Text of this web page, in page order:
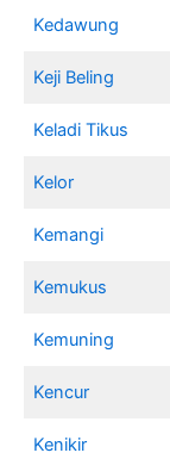
Kedawung
Keji Beling
Keladi Tikus
Kelor
Kemangi
Kemukus
Kemuning
Kencur
Kenikir